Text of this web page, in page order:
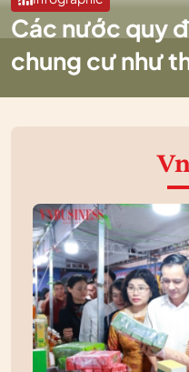
Các nước quy
chung cư như